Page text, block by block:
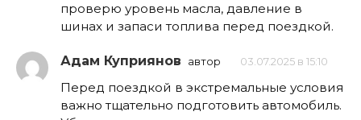
проверю уровень масла, давление в
шинах и запаси топлива перед поездкой.
Адам Куприянов автор 03.07.2025 в 15:10
Перед поездкой в экстремальные условия
важно тщательно подготовить автомобиль.